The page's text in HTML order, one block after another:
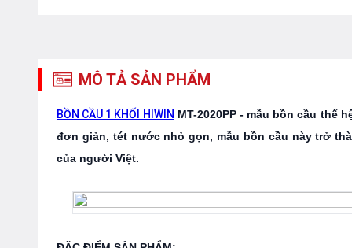
MÔ TẢ SẢN PHẨM
BỒN CẦU 1 KHỐI HIWIN MT-2020PP - mẫu bồn cầu thế
đơn giản, tét nước nhỏ gọn, mẫu bồn cầu này trở
của người Việt.